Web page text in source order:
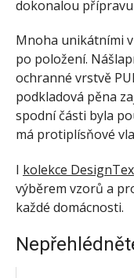
dokonalou
Mnoha unikátními
po položení.
ochranné vrstvě
podkladová pěna
spodní části byla
má protiplísňové
I kolekce DesignTex
výběrem vzorů a
každé domácnosti.